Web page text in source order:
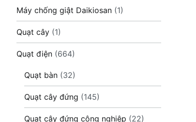
Máy chống giật Daikiosan (1)
Quạt cây (1)
Quạt điện (664)
Quạt bàn (32)
Quạt cây đứng (145)
Quạt cây đứng công nghiệp (22)